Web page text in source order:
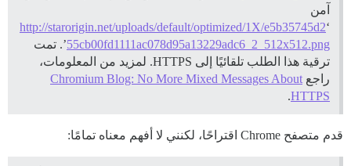
آمن
‘
http://starorigin.net/uploads/default/optimized/1X/e5b35745d2
55cb00fd1111ac078d95a13229adc6_2_512x512.png’. تمت
ترقية هذا الطلب تلقائيًا إلى HTTPS. لمزيد من المعلومات،
راجع Chromium Blog: No More Mixed Messages About
HTTPS
.
قدم متصفح Chrome اقتراحًا، لكنني لا أفهم معناه تمامًا: